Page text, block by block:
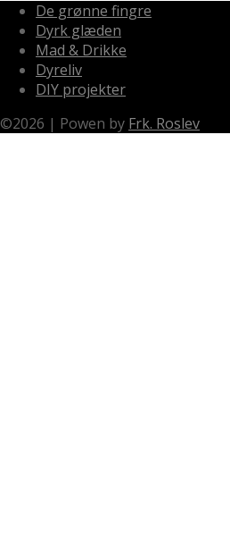
De grønne fingre
Dyrk glæden
Mad & Drikke
Dyreliv
DIY projekter
©2026 | Powen by Frk. Roslev